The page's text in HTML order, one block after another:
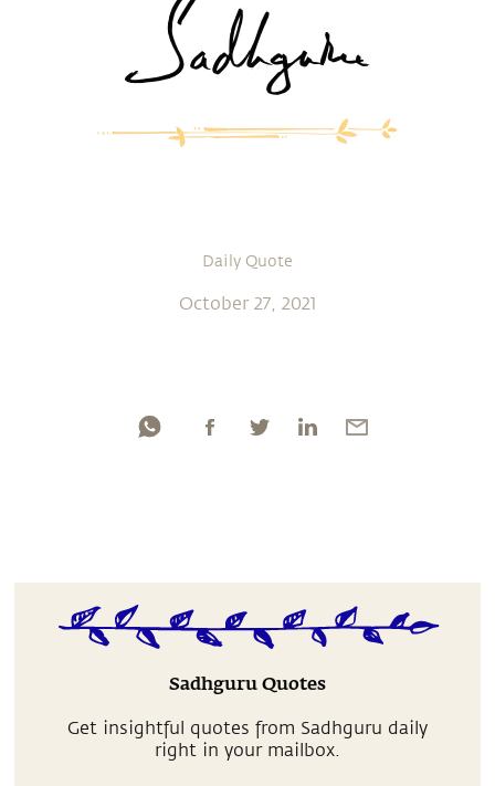
Daily Quote
October 27, 2021
Sadhguru Quotes
Get insightful quotes from Sadhguru daily
right in your mailbox.